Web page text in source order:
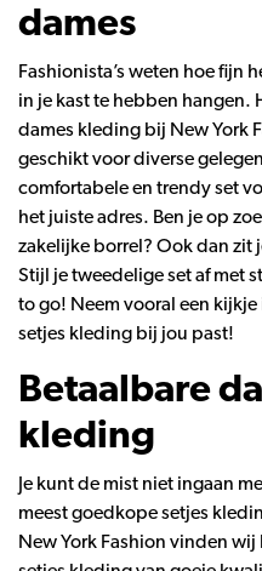
dames
Fashionista’s weten hoe fijn
in je kast te hebben hangen.
dames kleding bij New York
geschikt voor diverse
comfortabele en trendy set
het juiste adres. Ben je op
zakelijke borrel? Ook dan zit
Stijl je tweedelige set af met
to go! Neem vooral een
setjes kleding bij jou past!
Betaalbare
kleding
Je kunt de mist niet ingaan
meest goedkope setjes
New York Fashion vinden